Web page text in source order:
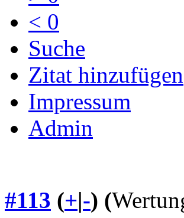
< 0
Suche
Zitat hinzufügen
Impressum
Admin
#113 (+|-) (